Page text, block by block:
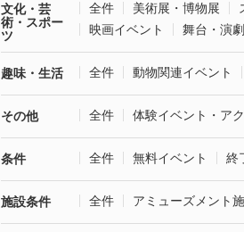
文化・芸
術・スポー
ツ
全件 美術展・博物展
映画イベント
舞台・演劇
趣味・生活 全件 動物関連イベント
その他 全件 体験イベント・ア
条件 全件 無料イベント 終
施設条件 全件 アミューズメント